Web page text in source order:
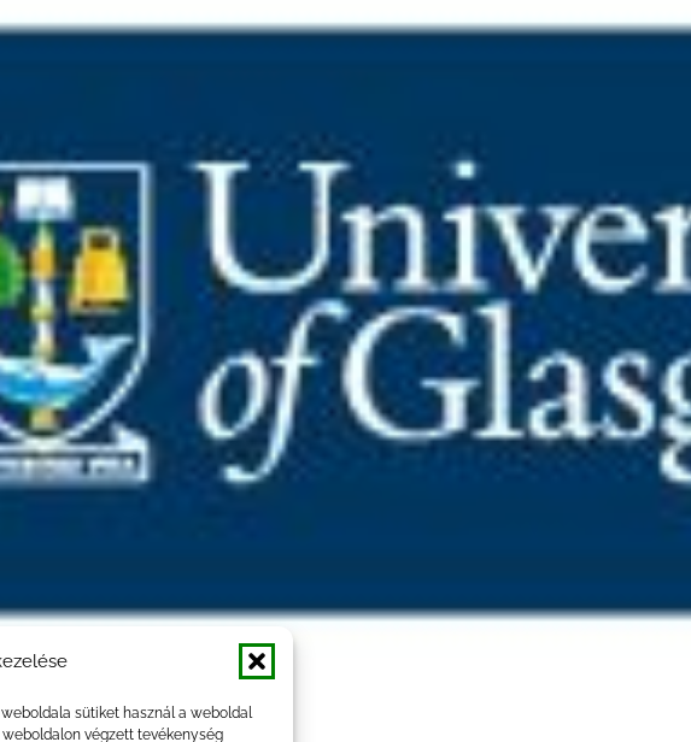
sütiket használ a weboldal
végzett tevékenység